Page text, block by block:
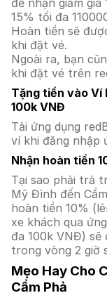
để nhận giảm
15% tối đa
Hoàn tiền sẽ
khi đặt vé.
Ngoài ra, bạn
khi đặt vé trên
Tặng tiền vào Ví
100k VNĐ
Tải ứng dụng
ví khi đăng nhập
Nhận hoàn tiền
Tại sao phải trả
Mỹ Đình đến
hoàn tiền 10%
xe khách qua
đa 100k VNĐ) sẽ
trong vòng 2 giờ
Mẹo Hay Cho
Cẩm Phả